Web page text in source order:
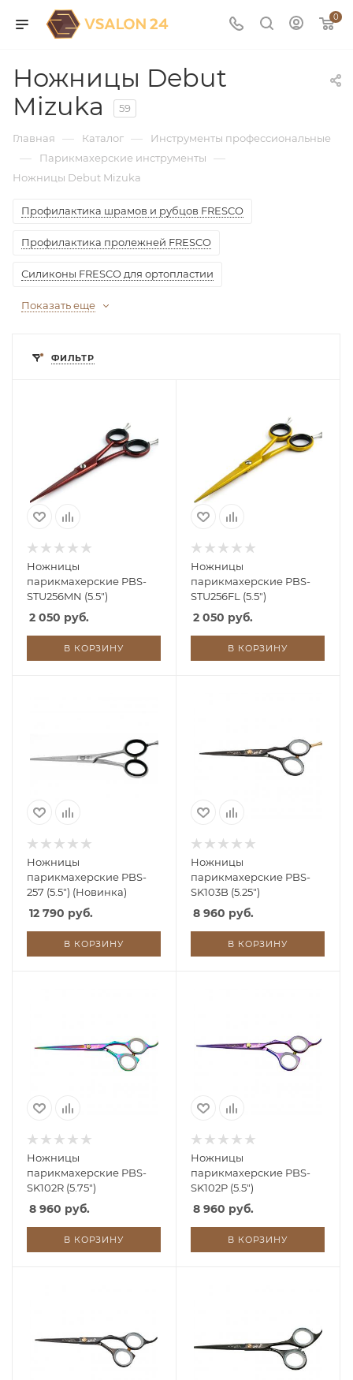
0
Ножницы Debut
Mizuka
59
Главная — Каталог — Инструменты профессиональные
— Парикмахерские инструменты —
Ножницы Debut Mizuka
Профилактика шрамов и рубцов FRESCO
Профилактика пролежней FRESCO
Силиконы FRESCO для ортопластии
Показать еще
ФИЛЬТР
Ножницы
парикмахерские PBS-
STU256MN (5.5")
2 050 руб.
В КОРЗИНУ
Ножницы
парикмахерские PBS-
STU256FL (5.5")
2 050 руб.
В КОРЗИНУ
Ножницы
парикмахерские PBS-
257 (5.5") (Новинка)
12 790 руб.
В КОРЗИНУ
Ножницы
парикмахерские PBS-
SK103B (5.25")
8 960 руб.
В КОРЗИНУ
Ножницы
парикмахерские PBS-
SK102R (5.75")
8 960 руб.
В КОРЗИНУ
Ножницы
парикмахерские PBS-
SK102P (5.5")
8 960 руб.
В КОРЗИНУ